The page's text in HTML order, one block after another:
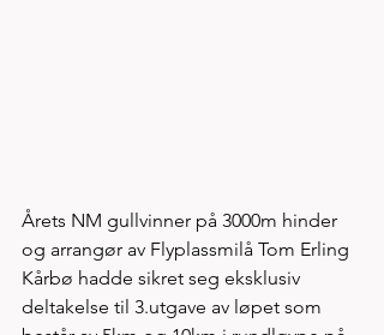
Årets NM gullvinner på 3000m hinder
og arrangør av Flyplassmilå Tom Erling
Kårbø hadde sikret seg eksklusiv
deltakelse til 3.utgave av løpet som